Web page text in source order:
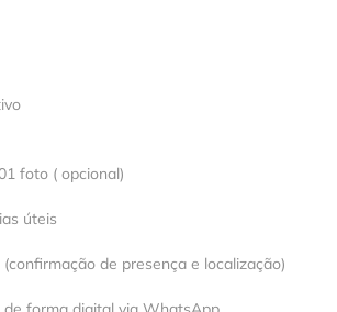
foto ( opcional)
úteis
de presença e localização)